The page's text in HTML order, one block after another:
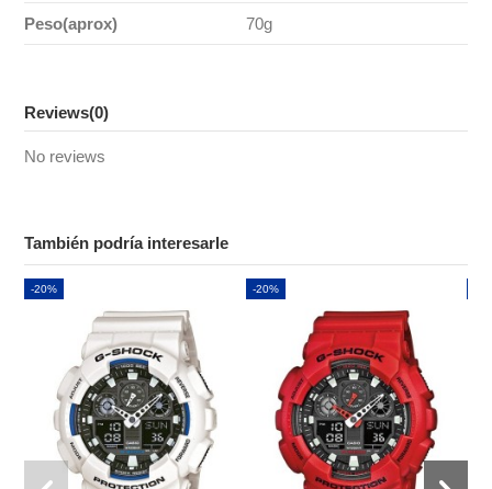
Peso(aprox) 70g
Reviews(0)
No reviews
También podría interesarle
-20% -20%